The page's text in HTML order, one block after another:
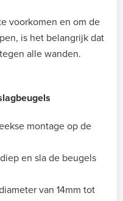
voorkomen en om de
is het belangrijk dat
alle wanden.
montage op de
en sla de beugels
van 14mm tot